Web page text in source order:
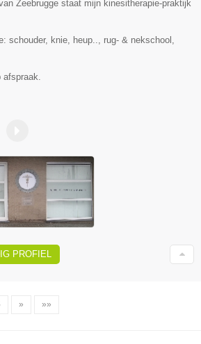
Zeebrugge staat mijn kinesitherapie-praktijk
schouder, knie, heup.., rug- & nekschool,
PROFIEL
» »»